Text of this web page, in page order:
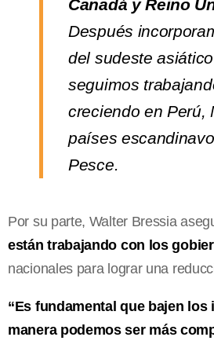
Canadá y Reino
Después
del sudeste
seguimos
creciendo en Perú,
países
Pesce.
Por su parte, Walter Bressia
están trabajando con los
nacionales para lograr una
“Es fundamental que bajen los
manera podemos ser más